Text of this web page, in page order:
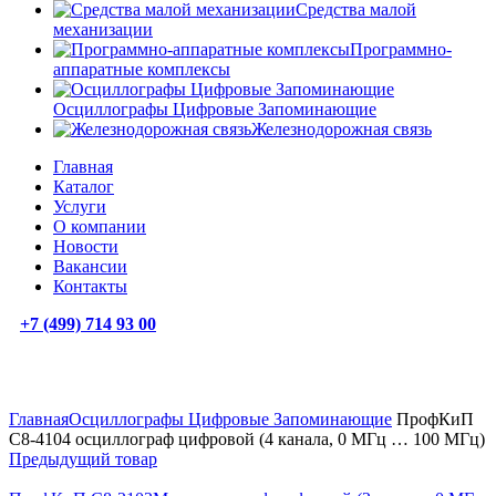
Средства малой
механизации
Программно-
аппаратные комплексы
Осциллографы Цифровые Запоминающие
Железнодорожная связь
Главная
Каталог
Услуги
О компании
Новости
Вакансии
Контакты
+7 (499) 714 93 00
ГлавнаяОсциллографы Цифровые Запоминающие ПрофКиП
С8-4104 осциллограф цифровой (4 канала, 0 МГц … 100 МГц)
Предыдущий товар